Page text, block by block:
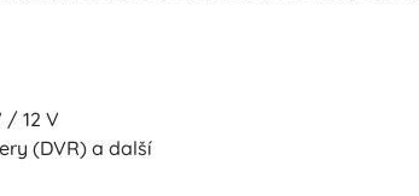
12 V
(DVR) a další